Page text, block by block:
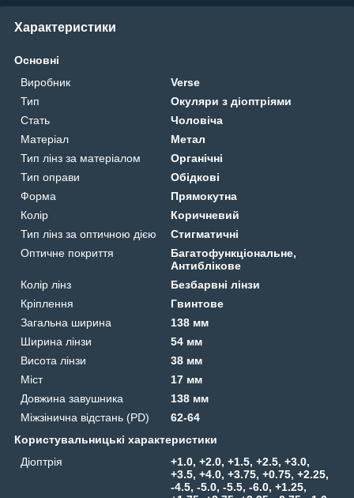
Характеристики
Основні
Виробник
Verse
Тип
Окуляри з діоптріями
Стать
Чоловіча
Матеріал
Метал
Тип лінз за матеріалом
Органічні
Тип оправи
Обідкові
Форма
Прямокутна
Колір
Коричневий
Тип лінз за оптичною дією
Стигматичні
Оптичне покриття
Багатофункціональне,
Антиблікове
Колір лінз
Безбарвні лінзи
Кріплення
Гвинтове
Загальна ширина
138 мм
Ширина лінзи
54 мм
Висота лінзи
38 мм
Міст
17 мм
Довжина завушника
138 мм
Міжзінична відстань (PD)
62-64
Користувальницькі характеристики
Діоптрія
+1.0, +2.0, +1.5, +2.5, +3.0,
+3.5, +4.0, +3.75, +0.75, +2.25,
-4.5, -5.0, -5.5, -6.0, +1.25,